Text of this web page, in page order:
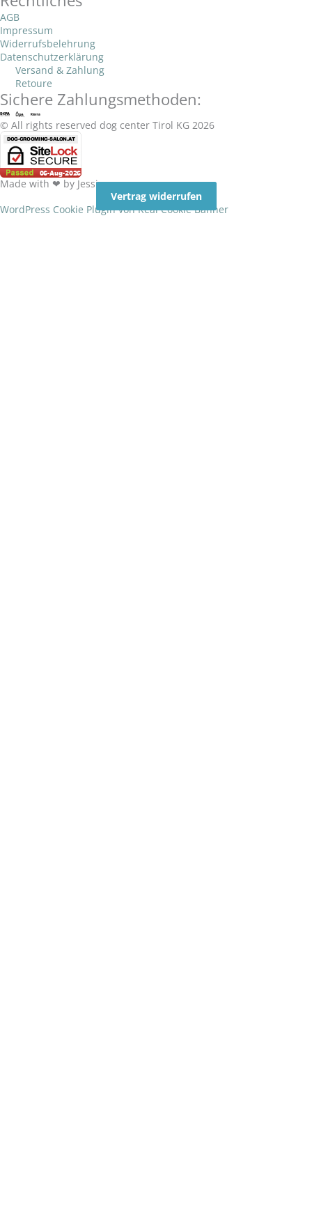
AGB
Impressum
Widerrufsbelehrung
Datenschutzerklärung
Versand & Zahlung
Retoure
Sichere Zahlungsmethoden:
© All rights reserved dog center Tirol KG 2026
Made with ❤ by Jessica
Vertrag widerrufen
WordPress Cookie Plugin von Real Cookie Banner